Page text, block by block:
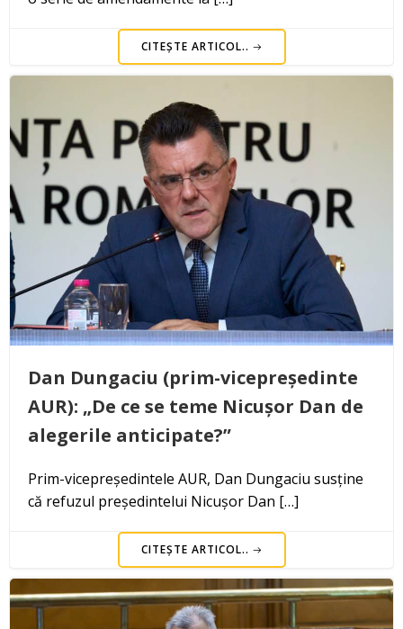
CITEȘTE ARTICOL..
Dan Dungaciu (prim-vicepreședinte
AUR): „De ce se teme Nicușor Dan de
alegerile anticipate?”
Prim-vicepreședintele AUR, Dan Dungaciu susține
că refuzul președintelui Nicușor Dan […]
CITEȘTE ARTICOL..